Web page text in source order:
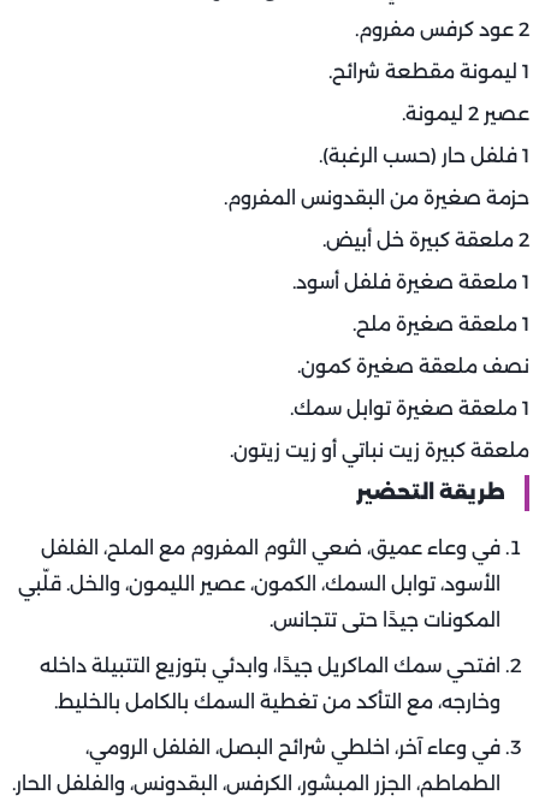
2 عود كرفس مفروم.
1 ليمونة مقطعة شرائح.
عصير 2 ليمونة.
1 فلفل حار (حسب الرغبة).
حزمة صغيرة من البقدونس المفروم.
2 ملعقة كبيرة خل أبيض.
1 ملعقة صغيرة فلفل أسود.
1 ملعقة صغيرة ملح.
نصف ملعقة صغيرة كمون.
1 ملعقة صغيرة توابل سمك.
ملعقة كبيرة زيت نباتي أو زيت زيتون.
طريقة التحضير
في وعاء عميق، ضعي الثوم المفروم مع الملح، الفلفل
الأسود، توابل السمك، الكمون، عصير الليمون، والخل. قلّبي
المكونات جيدًا حتى تتجانس.
افتحي سمك الماكريل جيدًا، وابدئي بتوزيع التتبيلة داخله
وخارجه، مع التأكد من تغطية السمك بالكامل بالخليط.
في وعاء آخر، اخلطي شرائح البصل، الفلفل الرومي،
الطماطم، الجزر المبشور، الكرفس، البقدونس، والفلفل الحار.